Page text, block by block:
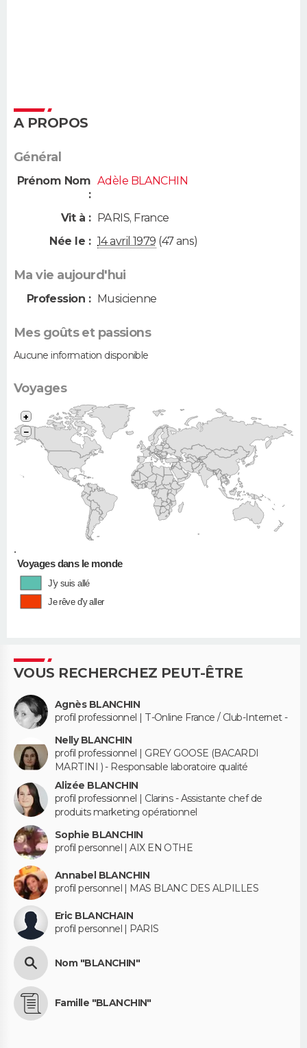
A PROPOS
Général
Prénom Nom
:
Adèle BLANCHIN
Vit à : PARIS, France
Née le : 14 avril 1979 (47 ans)
Ma vie aujourd'hui
Profession : Musicienne
Mes goûts et passions
Aucune information disponible
Voyages
•
+
−
Voyages dans le monde
J'y suis allé
Je rêve d'y aller
VOUS RECHERCHEZ PEUT-ÊTRE
Agnès BLANCHIN
profil professionnel | T-Online France / Club-Internet -
Nelly BLANCHIN
profil professionnel | GREY GOOSE (BACARDI
MARTINI ) - Responsable laboratoire qualité
Alizée BLANCHIN
profil professionnel | Clarins - Assistante chef de
produits marketing opérationnel
Sophie BLANCHIN
profil personnel | AIX EN OTHE
Annabel BLANCHIN
profil personnel | MAS BLANC DES ALPILLES
Eric BLANCHAIN
profil personnel | PARIS
Nom "BLANCHIN"
Famille "BLANCHIN"